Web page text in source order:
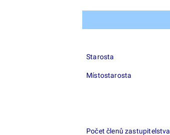
Starosta
Místostarosta
Počet členů zastupitelstva